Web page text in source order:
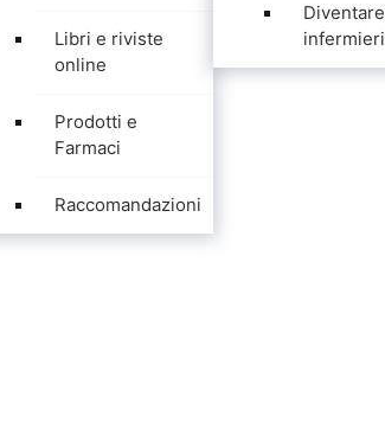
Libri e riviste
online
Prodotti e
Farmaci
Raccomandazioni
Diventare
infermieri